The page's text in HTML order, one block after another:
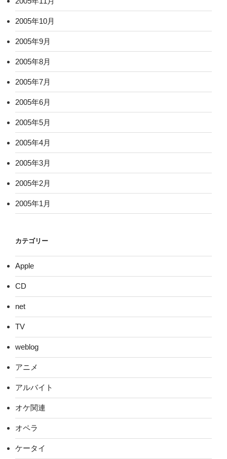
2005年10月
2005年9月
2005年8月
2005年7月
2005年6月
2005年5月
2005年4月
2005年3月
2005年2月
2005年1月
カテゴリー
Apple
CD
net
TV
weblog
アニメ
アルバイト
オケ関連
オペラ
ケータイ